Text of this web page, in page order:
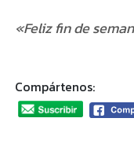
«Feliz fin de
Compártenos: